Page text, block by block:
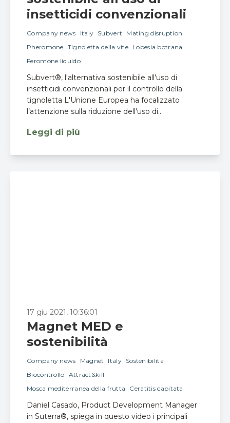
insetticidi convenzionali
Company news Italy Subvert
Mating disruption
Pheromone Tignoletta della vite Lobesia botrana
Feromone liquido
Subvert®, l'alternativa sostenibile all'uso di
insetticidi convenzionali per il controllo della
tignoletta L'Unione Europea ha focalizzato
l’attenzione sulla riduzione dell'uso di..
Leggi di più
17 giu 2021, 10:36:01
Magnet MED e
sostenibilità
Company news Magnet Italy
Sostenibilita
Biocontrollo Attract&kill
Mosca mediterranea della frutta
Ceratitis capitata
Daniel Casado, Product Development Manager
in Suterra®, spiega in questo video i principali